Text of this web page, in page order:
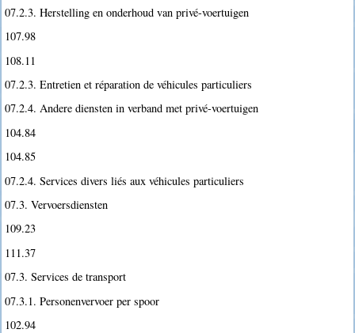
07.2.3. Herstelling en onderhoud van privé-voertuigen
107.98
108.11
07.2.3. Entretien et réparation de véhicules particuliers
07.2.4. Andere diensten in verband met privé-voertuigen
104.84
104.85
07.2.4. Services divers liés aux véhicules particuliers
07.3. Vervoersdiensten
109.23
111.37
07.3. Services de transport
07.3.1. Personenvervoer per spoor
102.94